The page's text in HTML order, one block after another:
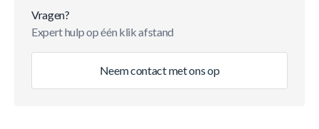
Vragen?
Expert hulp op één klik afstand
Neem contact met ons op